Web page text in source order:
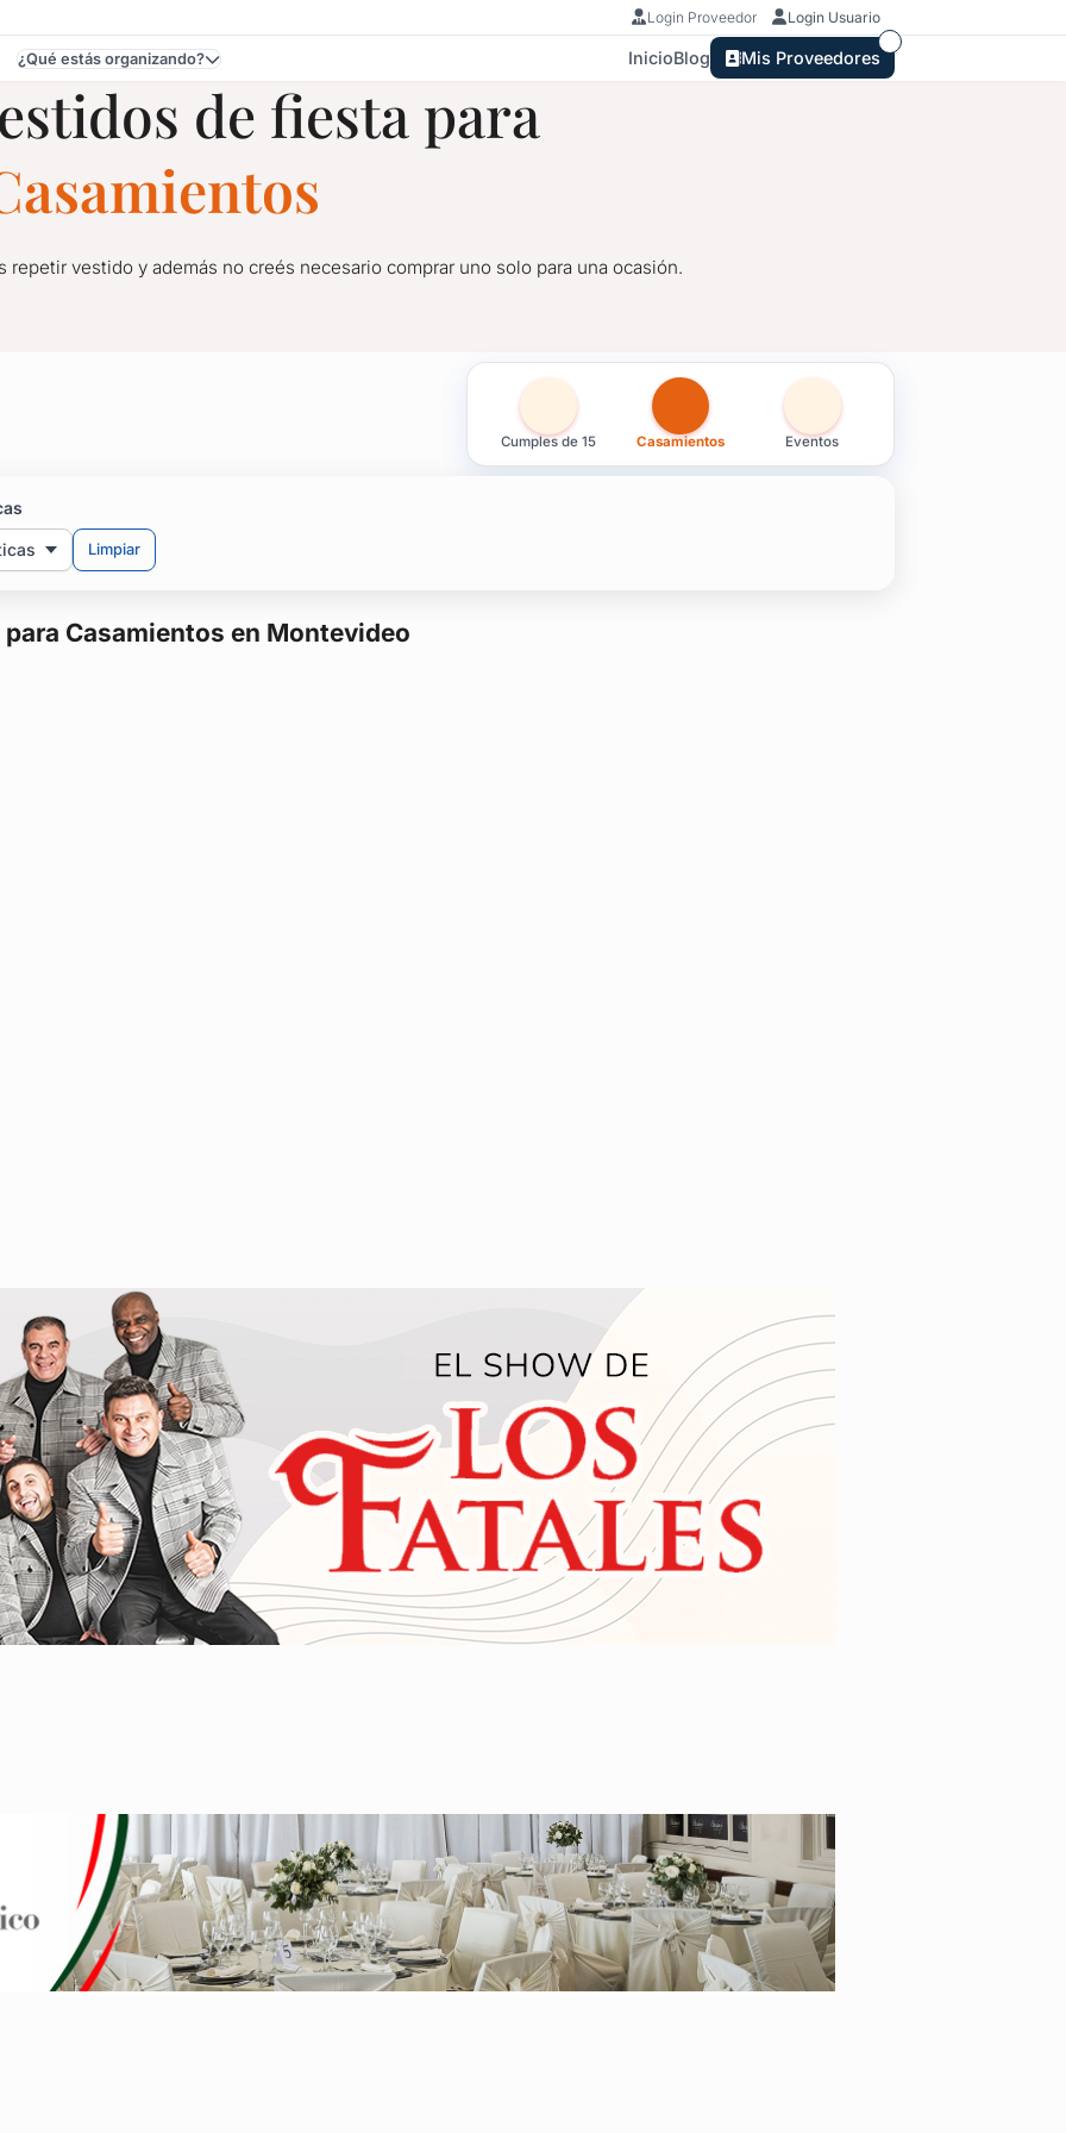
Login Proveedor Login Usuario
¿Qué estás organizando? InicioBlog Mis Proveedores
de fiesta para
repetir vestido y además no creés necesario comprar uno solo para una ocasión.
Cumples de 15 Casamientos Eventos
Limpiar
Casamientos en Montevideo
para Casamientos en Montevideo
vestido y además no creés necesario comprar uno solo para una ocasión.
y que puedas lucir como una reina.